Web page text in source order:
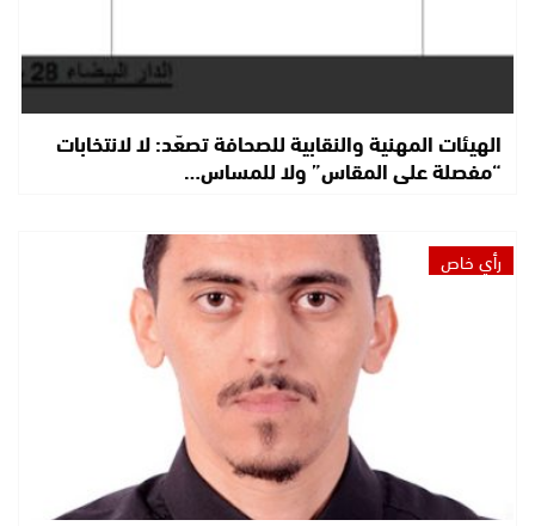
الهيئات المهنية والنقابية للصحافة تصعّد: لا لانتخابات
“مفصلة على المقاس” ولا للمساس…
رأي خاص